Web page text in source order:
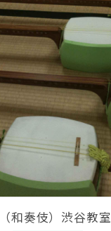
和奏伎）渋谷教室